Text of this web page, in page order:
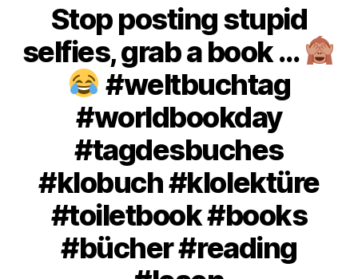
Stop posting stupid
selfies, grab a book …
#weltbuchtag
#worldbookday
#tagdesbuches
#klobuch #klolektüre
#toiletbook #books
#bücher #reading